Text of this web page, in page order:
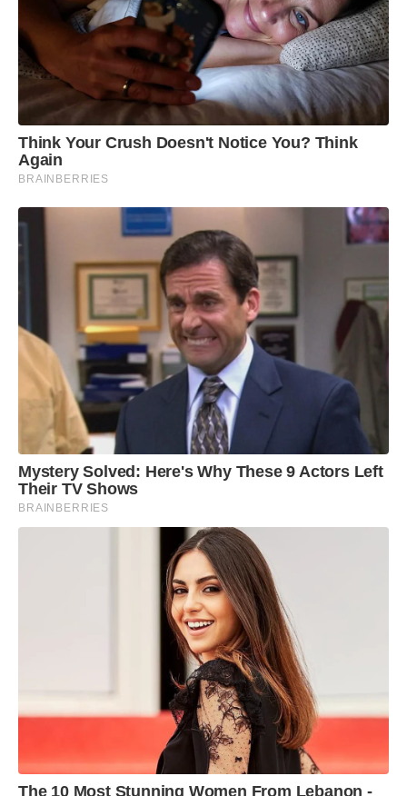
Think Your Crush Doesn't Notice You? Think
Again
BRAINBERRIES
Mystery Solved: Here's Why These 9 Actors Left
Their TV Shows
BRAINBERRIES
The 10 Most Stunning Women From Lebanon -